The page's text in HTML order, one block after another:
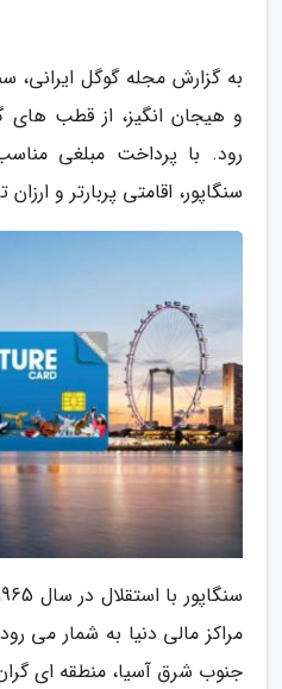
به گزارش مجله گوگل ایرانی،
و هیجان انگیز، از قطب های
رود. با پرداخت مبلغی
سنگاپور، اقامتی پربارتر و
مراکز مالی دنیا به شمار می
جنوب شرق آسیا، منطقه ای